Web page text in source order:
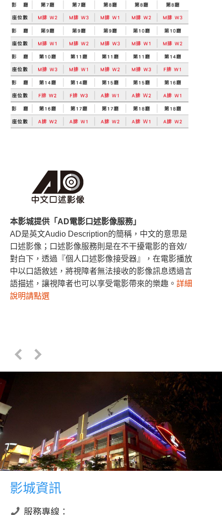
本影城提供「AD電影口述影像服務」
AD是英文Audio Description的簡稱，中文的意思是
口述影像；口述影像服務則是在不干擾電影的音效/
對白下，透過『個人口述影像接受器』，在電影播放
中以口語敘述，將視障者無法接收的影像訊息透過言
語描述，讓視障者也可以享受電影帶來的樂趣。 詳細
說明請點選
影城資訊
服務專線：